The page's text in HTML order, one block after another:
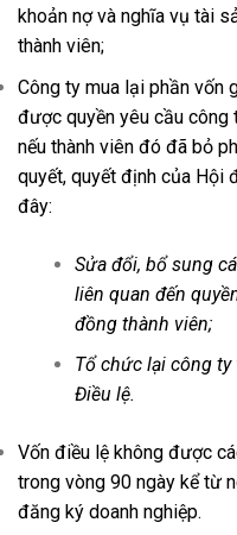
khoản nợ và nghĩa vụ tài
thành viên;
Công ty mua lại phần vốn
được quyền yêu cầu công
nếu thành viên đó đã bỏ
quyết, quyết định của Hội
đây:
Sửa đổi, bổ sung
liên quan đến
đồng thành viên;
Tổ chức lại công
Điều lệ.
Vốn điều lệ không được
trong vòng 90 ngày kể từ
đăng ký doanh nghiệp.